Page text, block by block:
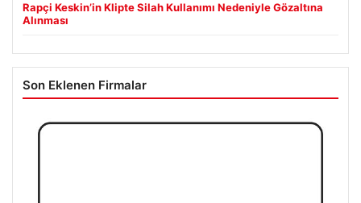
Rapçi Keskin’in Klipte Silah Kullanımı Nedeniyle Gözaltına
Alınması
Son Eklenen Firmalar